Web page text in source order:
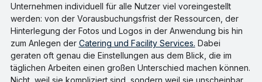
Unternehmen individuell für alle Nutzer viel voreingestellt
werden: von der Vorausbuchungsfrist der Ressourcen, der
Hinterlegung der Fotos und Logos in der Anwendung bis hin
zum Anlegen der Catering und Facility Services. Dabei
geraten oft genau die Einstellungen aus dem Blick, die im
täglichen Arbeiten einen großen Unterschied machen können.
Nicht, weil sie kompliziert sind, sondern weil sie unscheinbar